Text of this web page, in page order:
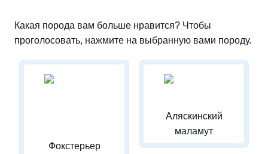
Какая порода вам больше нравится? Чтобы
проголосовать, нажмите на выбранную вами породу.
Фокстерьер
Аляскинский
маламут